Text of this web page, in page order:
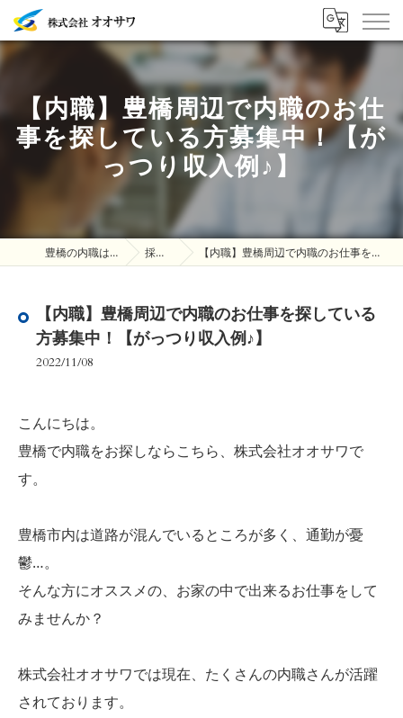
【内職】豊橋周辺で内職のお仕
事を探している方募集中！【が
っつり収入例♪】
豊橋の内職は株式会社オオサワ 採用ブログ 【内職】豊橋周辺で内職のお仕事を探している方募集中！【がっつり収入例♪】
【内職】豊橋周辺で内職のお仕事を探している
方募集中！【がっつり収入例♪】
2022/11/08
こんにちは。
豊橋で内職をお探しならこちら、株式会社オオサワで
す。
豊橋市内は道路が混んでいるところが多く、通勤が憂
鬱…。
そんな方にオススメの、お家の中で出来るお仕事をして
みませんか？
株式会社オオサワでは現在、たくさんの内職さんが活躍
されております。